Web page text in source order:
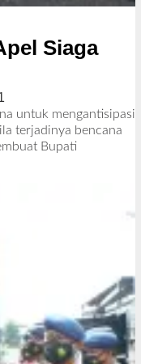
Siaga
l
e
h
untuk mengantisipasi
terjadinya bencana
Bupati